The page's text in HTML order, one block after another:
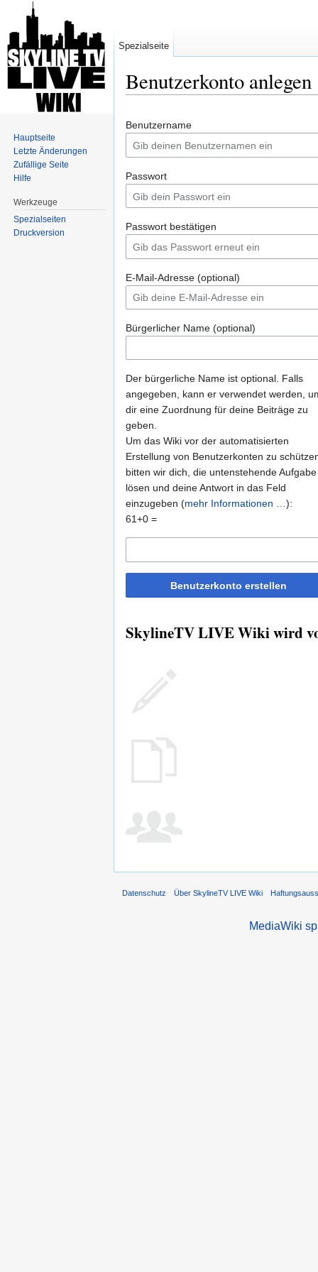
Benutzerkonto anlegen
Benutzername
Passwort
Passwort bestätigen
E-Mail-Adresse (optional)
Bürgerlicher Name (optional)
Der bürgerliche Name ist optional. Falls
angegeben, kann er verwendet werden,
dir eine Zuordnung für deine Beiträge zu
geben.
Um das Wiki vor der automatisierten
Erstellung von Benutzerkonten zu
bitten wir dich, die untenstehende
lösen und deine Antwort in das Feld
einzugeben (mehr Informationen …):
61+0 =
Benutzerkonto erstellen
SkylineTV LIVE Wiki wird
Spezialseite
Hauptseite
Letzte Änderungen
Zufällige Seite
Hilfe
Werkzeuge
Spezialseiten
Druckversion
Datenschutz Über SkylineTV LIVE Wiki
MediaWiki